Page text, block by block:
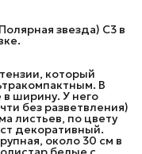
звезда) С3 в
который
В
в ширину. У него
без разветвления)
листьев, по цвету
декоративный.
около 30 см в